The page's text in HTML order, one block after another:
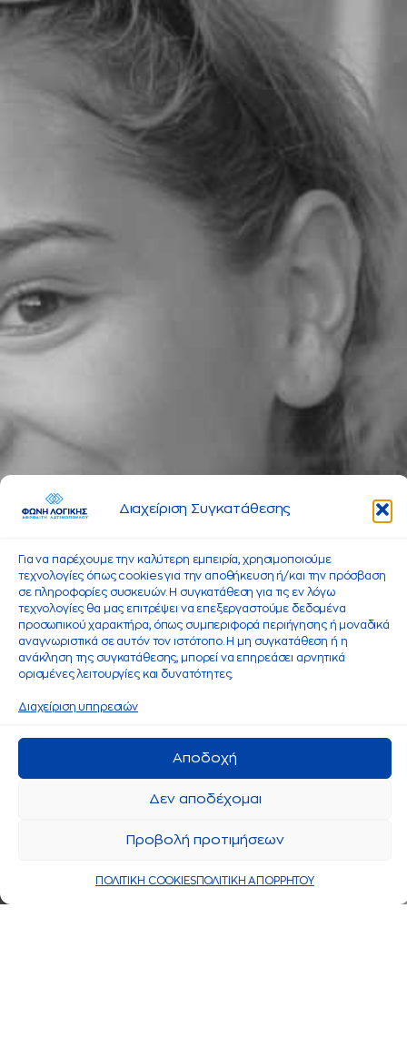
Διαχείριση Συγκατάθεσης
Για να παρέχουμε την καλύτερη εμπειρία, χρησιμοποιούμε
τεχνολογίες όπως cookies για την αποθήκευση ή/και την πρόσβαση
σε πληροφορίες συσκευών. Η συγκατάθεση για τις εν λόγω
τεχνολογίες θα μας επιτρέψει να επεξεργαστούμε δεδομένα
προσωπικού χαρακτήρα, όπως συμπεριφορά περιήγησης ή μοναδικά
αναγνωριστικά σε αυτόν τον ιστότοπο. Η μη συγκατάθεση ή η
ανάκληση της συγκατάθεσης, μπορεί να επηρεάσει αρνητικά
ορισμένες λειτουργίες και δυνατότητες.
Διαχείριση υπηρεσιών
Αποδοχή
Δεν αποδέχομαι
Προβολή προτιμήσεων
ΠΟΛΙΤΙΚΗ COOKIESΠΟΛΙΤΙΚΗ ΑΠΟΡΡΗΤΟΥ